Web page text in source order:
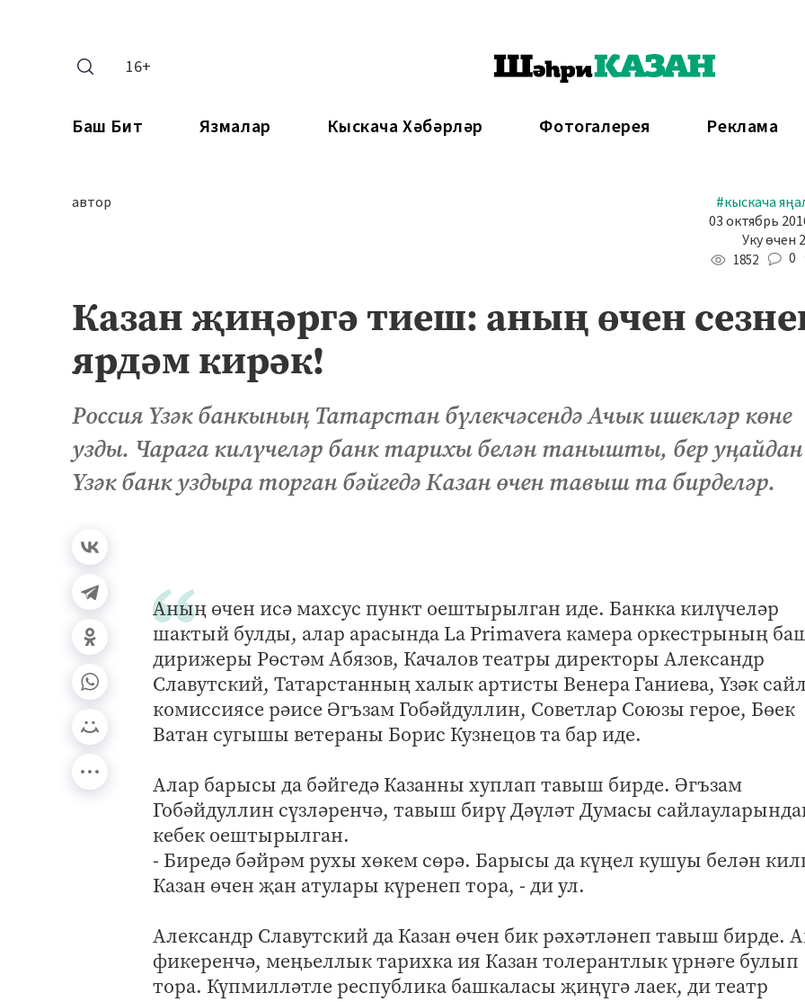
16+
Баш Бит Язмалар Кыскача Хәбәрләр Фотогалерея Реклама
автор
#кыскача
03 октябрь
Уку өчен
1852 0
Казан җиңәргә тиеш: аның өчен
ярдәм кирәк!
Россия Үзәк банкының Татарстан бүлекчәсендә Ачык ишекләр көне
узды. Чарага килүчеләр банк тарихы белән танышты, бер уңайдан
Үзәк банк уздыра торган бәйгедә Казан өчен тавыш та бирделәр.
Аның өчен исә махсус пункт оештырылган иде. Банкка килүчеләр
шактый булды, алар арасында La Primavera камера оркестрының
дирижеры Рөстәм Абязов, Качалов театры директоры Александр
Славутский, Татарстанның халык артисты Венера Ганиева, Үзәк
комиссиясе рәисе Әгъзам Гобәйдуллин, Советлар Союзы герое, Бөек
Ватан сугышы ветераны Борис Кузнецов та бар иде.
Алар барысы да бәйгедә Казанны хуплап тавыш бирде. Әгъзам
Гобәйдуллин сүзләренчә, тавыш бирү Дәүләт Думасы
кебек оештырылган.
- Биредә бәйрәм рухы хөкем сөрә. Барысы да күңел кушуы белән
Казан өчен җан атулары күренеп тора, - ди ул.
Александр Славутский да Казан өчен бик рәхәтләнеп тавыш бирде.
фикеренчә, меңьеллык тарихка ия Казан толерантлык үрнәге булып
тора. Күпмилләтле республика башкаласы җиңүгә лаек, ди театр